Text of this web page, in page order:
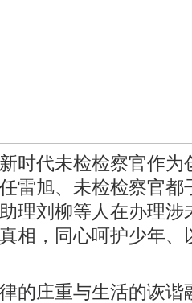
时代未检检察官作
雷旭、未检检察官都
理刘柳等人在办理涉
相，同心呵护少年、
的庄重与生活的诙谐